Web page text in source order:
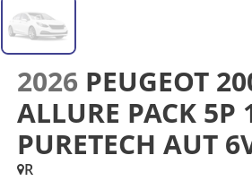
2026 PEUGEOT
ALLURE PACK 5P
PURETECH AUT
R